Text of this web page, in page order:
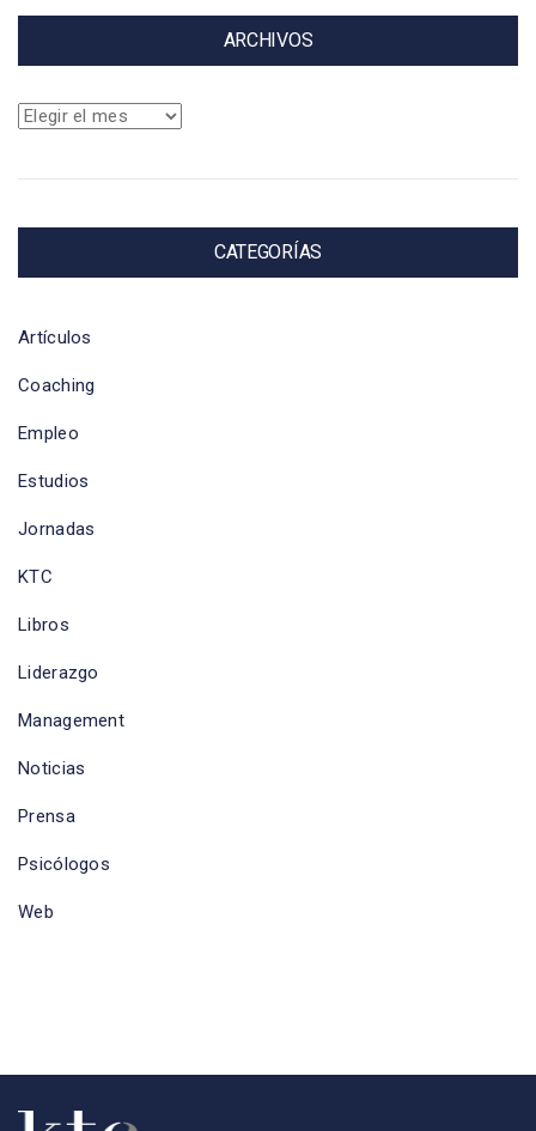
ARCHIVOS
Archivos
CATEGORÍAS
Artículos
Coaching
Empleo
Estudios
Jornadas
KTC
Libros
Liderazgo
Management
Noticias
Prensa
Psicólogos
Web